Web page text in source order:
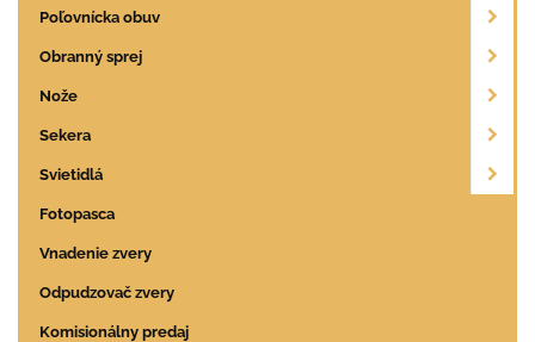
Poľovnícka obuv
Obranný sprej
Nože
Sekera
Svietidlá
Fotopasca
Vnadenie zvery
Odpudzovač zvery
Komisionálny predaj